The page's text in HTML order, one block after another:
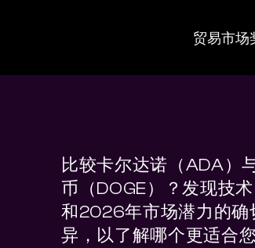
贸易市场
比较卡尔达诺（ADA）
币（DOGE）？发现技
和2026年市场潜力的确
异，以了解哪个更适合